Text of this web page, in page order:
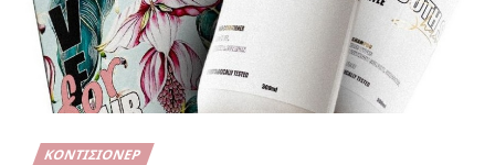
ΚΟΝΤΊΣΙΟΝΕΡ